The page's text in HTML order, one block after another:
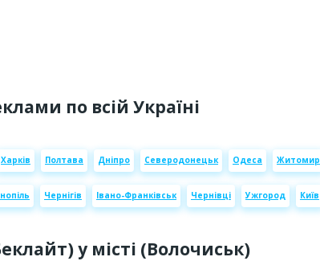
по всій Україні
Харків Полтава Дніпро Северодонецьк Одеса Житомир
Чернігів Івано-Франківськ Чернівці Ужгород Київ
у місті (Волочиськ)